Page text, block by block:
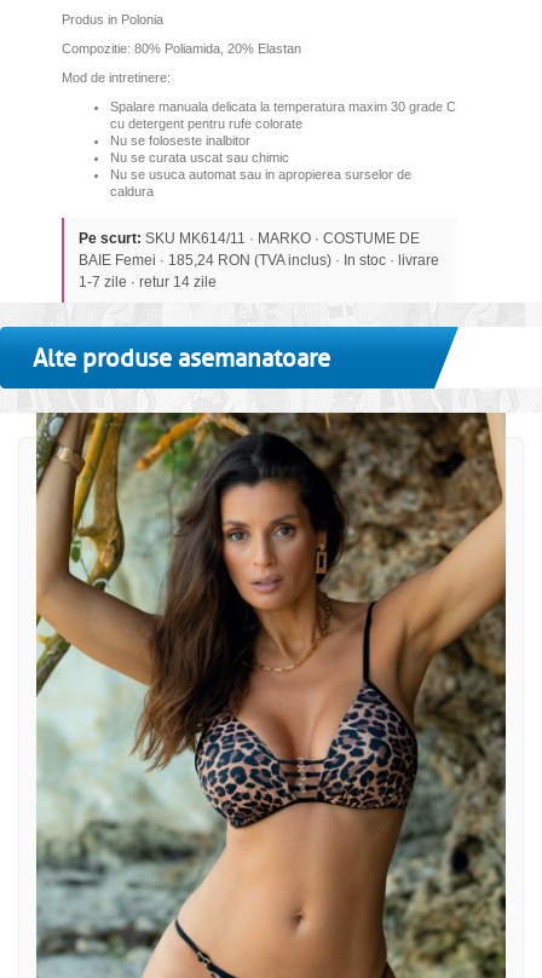
Produs in Polonia
Compozitie: 80% Poliamida, 20% Elastan
Mod de intretinere:
Spalare manuala delicata la temperatura maxim 30 grade C
cu detergent pentru rufe colorate
Nu se foloseste inalbitor
Nu se curata uscat sau chimic
Nu se usuca automat sau in apropierea surselor de
caldura
Pe scurt: SKU MK614/11 · MARKO · COSTUME DE
BAIE Femei · 185,24 RON (TVA inclus) · In stoc · livrare
1-7 zile · retur 14 zile
Alte produse asemanatoare